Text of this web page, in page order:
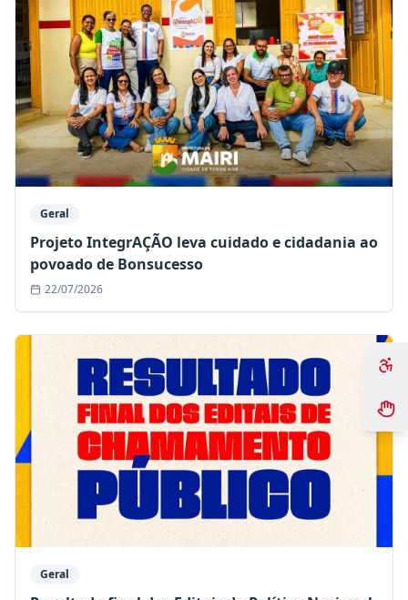
Geral
Projeto IntegrAÇÃO leva cuidado e cidadania ao
povoado de Bonsucesso
22/07/2026
Geral